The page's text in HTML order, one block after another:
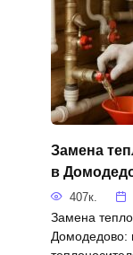
Замена
в
407к.
Замена
Домодедово: